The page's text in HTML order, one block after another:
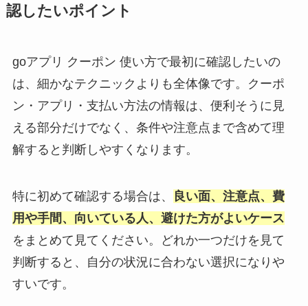
認したいポイント
goアプリ クーポン 使い方で最初に確認したいの
は、細かなテクニックよりも全体像です。クーポ
ン・アプリ・支払い方法の情報は、便利そうに見
える部分だけでなく、条件や注意点まで含めて理
解すると判断しやすくなります。
特に初めて確認する場合は、
良い面、注意点、費
用や手間、向いている人、避けた方がよいケース
をまとめて見てください。どれか一つだけを見て
判断すると、自分の状況に合わない選択になりや
すいです。